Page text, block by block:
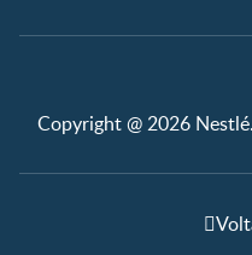
Copyright @ 2026